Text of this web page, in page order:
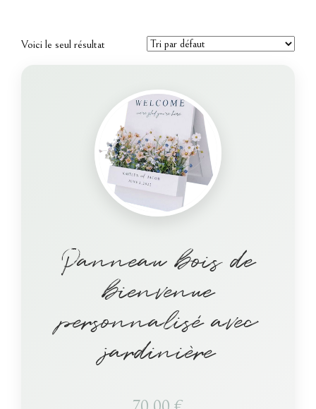
Voici le seul résultat
Panneau bois de
bienvenue
personnalisé avec
jardinière